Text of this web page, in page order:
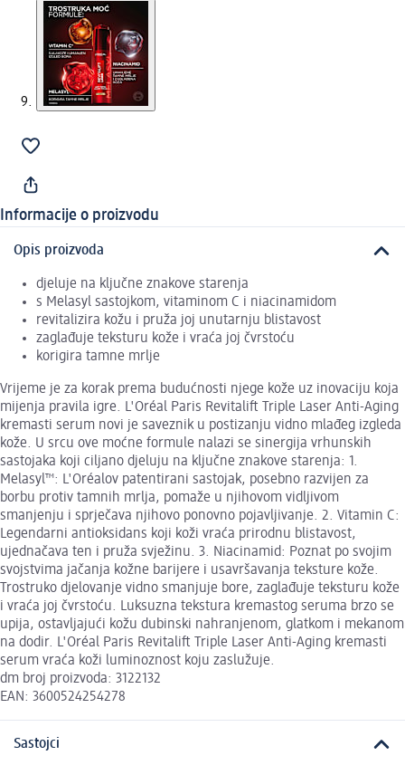
Informacije o proizvodu
Opis proizvoda
djeluje na ključne znakove starenja
s Melasyl sastojkom, vitaminom C i niacinamidom
revitalizira kožu i pruža joj unutarnju blistavost
zaglađuje teksturu kože i vraća joj čvrstoću
korigira tamne mrlje
Vrijeme je za korak prema budućnosti njege kože uz inovaciju koja
mijenja pravila igre. L'Oréal Paris Revitalift Triple Laser Anti-Aging
kremasti serum novi je saveznik u postizanju vidno mlađeg izgleda
kože. U srcu ove moćne formule nalazi se sinergija vrhunskih
sastojaka koji ciljano djeluju na ključne znakove starenja: 1.
Melasyl™: L'Oréalov patentirani sastojak, posebno razvijen za
borbu protiv tamnih mrlja, pomaže u njihovom vidljivom
smanjenju i sprječava njihovo ponovno pojavljivanje. 2. Vitamin C:
Legendarni antioksidans koji koži vraća prirodnu blistavost,
ujednačava ten i pruža svježinu. 3. Niacinamid: Poznat po svojim
svojstvima jačanja kožne barijere i usavršavanja teksture kože.
Trostruko djelovanje vidno smanjuje bore, zaglađuje teksturu kože
i vraća joj čvrstoću. Luksuzna tekstura kremastog seruma brzo se
upija, ostavljajući kožu dubinski nahranjenom, glatkom i mekanom
na dodir. L'Oréal Paris Revitalift Triple Laser Anti-Aging kremasti
serum vraća koži luminoznost koju zaslužuje.
dm broj proizvoda: 3122132
EAN: 3600524254278
Sastojci